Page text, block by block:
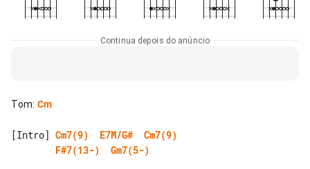
Continua depois do anúncio
Tom: Cm
[Intro] Cm7(9) E7M/G#
Cm7(9)
F#7(13-)
Gm7(5-)